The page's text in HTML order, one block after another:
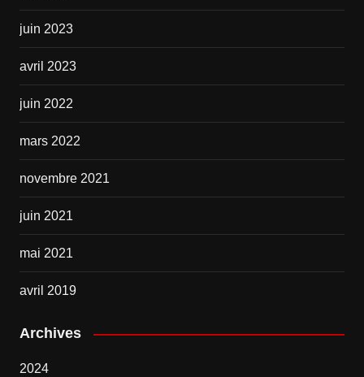
juin 2023
avril 2023
juin 2022
mars 2022
novembre 2021
juin 2021
mai 2021
avril 2019
Archives
2024